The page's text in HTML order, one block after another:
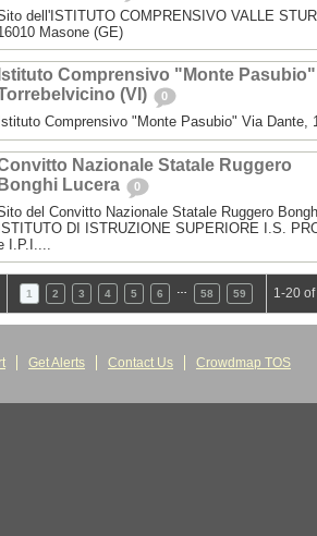
dell'ISTITUTO COMPRENSIVO VALLE
Masone (GE)
Istituto Comprensivo "Monte
(VI)
0
Istituto Comprensivo "Monte Pasubio" Via Dante,
Nazionale Statale Ruggero
Bonghi Lucera
0
del Convitto Nazionale Statale Ruggero
ISTITUTO DI ISTRUZIONE SUPERIORE I.S.
I.P.I....
1 2 3 4 5 6 58 59 1-20
Get Alerts Contact Us Crowdmap TOS